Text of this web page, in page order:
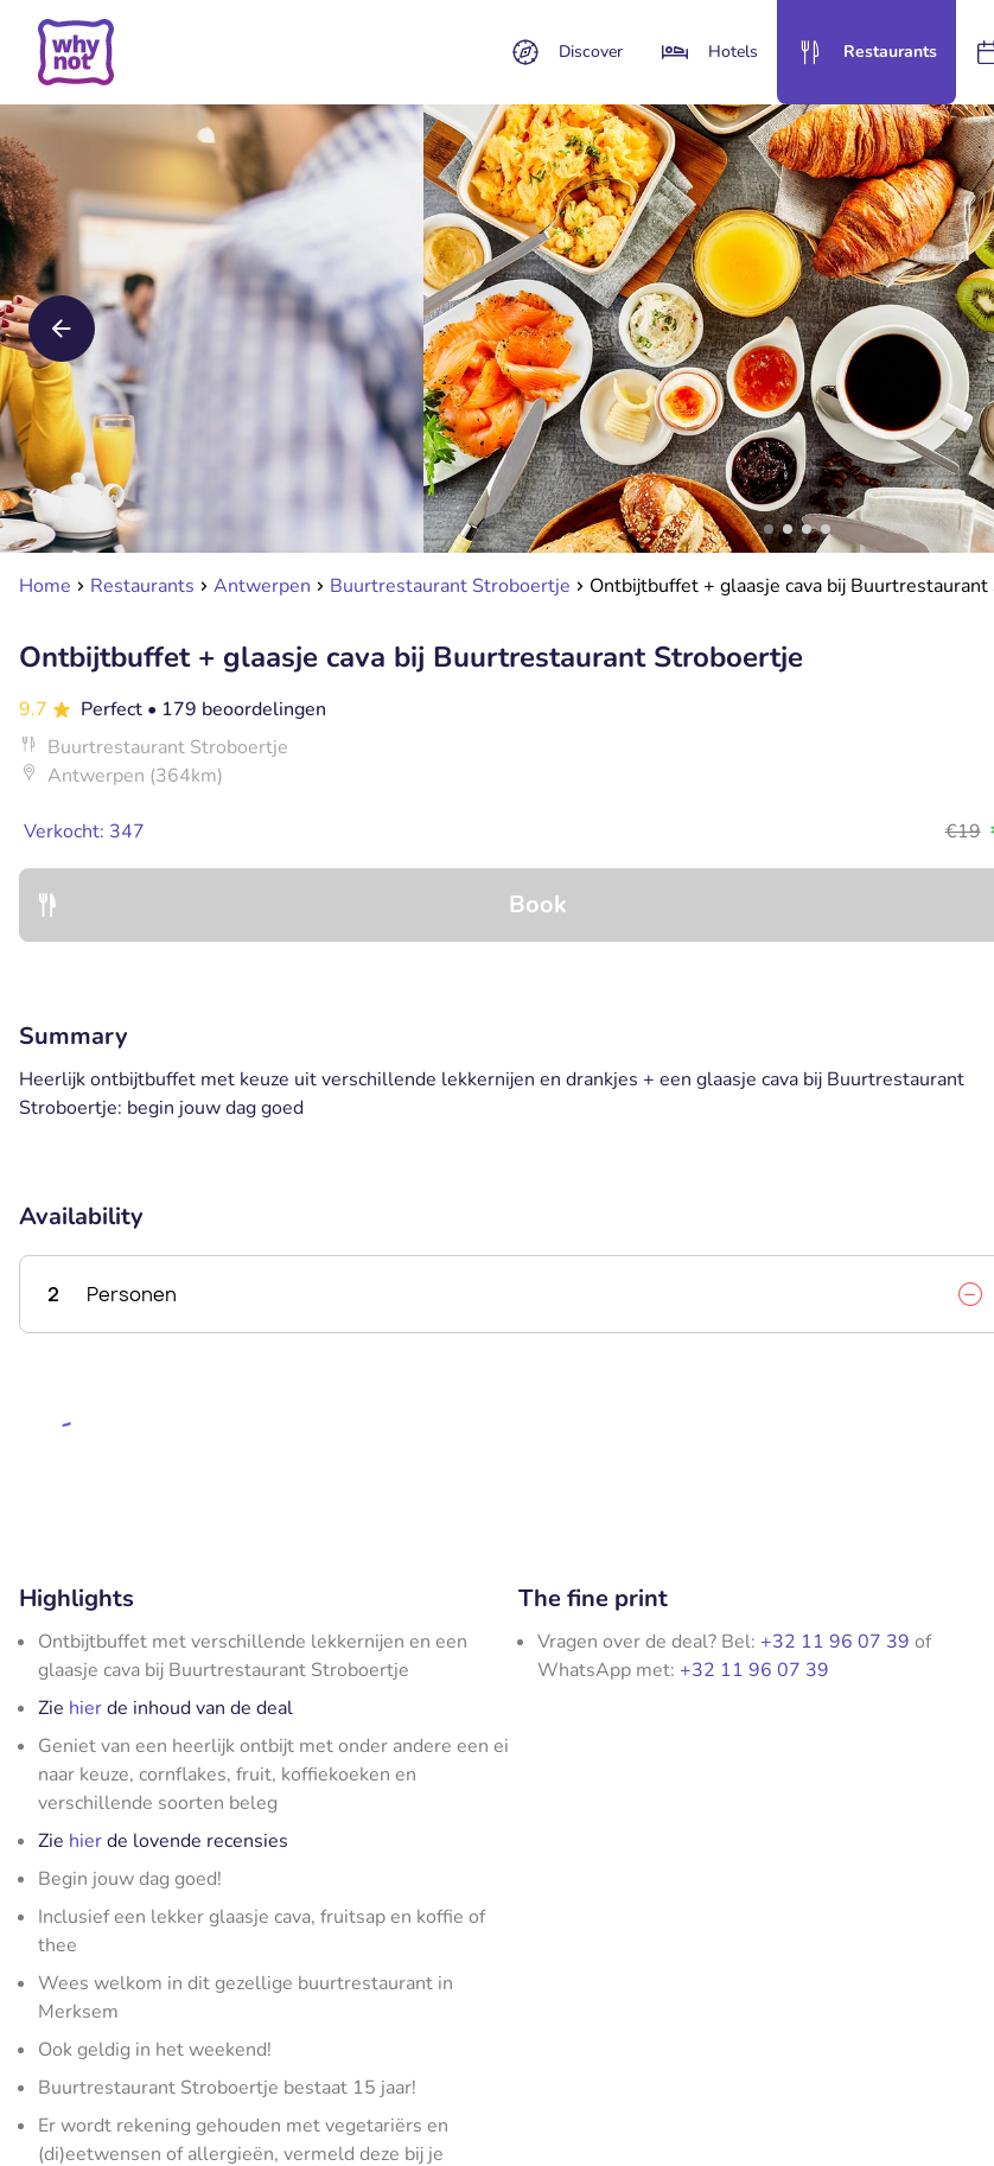
Discover Hotels Restaurants
Home Restaurants Antwerpen Buurtrestaurant Stroboertje Ontbijtbuffet + glaasje cava bij
Ontbijtbuffet + glaasje cava bij Buurtrestaurant Stroboertje
9.7 Perfect • 179 beoordelingen
Buurtrestaurant Stroboertje
Antwerpen (364km)
Verkocht: 347 €19
Book
Summary
Heerlijk ontbijtbuffet met keuze uit verschillende lekkernijen en drankjes + een glaasje cava bij Buurtrestaurant
Stroboertje: begin jouw dag goed
Availability
2 Personen
Highlights
Ontbijtbuffet met verschillende lekkernijen en een
glaasje cava bij Buurtrestaurant Stroboertje
Zie hierde inhoud van de deal
Geniet van een heerlijk ontbijt met onder andere een ei
naar keuze, cornflakes, fruit, koffiekoeken en
verschillende soorten beleg
Zie hierde lovende recensies
Begin jouw dag goed!
Inclusief een lekker glaasje cava, fruitsap en koffie of
thee
Wees welkom in dit gezellige buurtrestaurant in
Merksem
Ook geldig in het weekend!
Buurtrestaurant Stroboertje bestaat 15 jaar!
Er wordt rekening gehouden met vegetariërs en
(di)eetwensen of allergieën, vermeld deze bij je
The fine print
Vragen over de deal? Bel: +32 11 96 07 39 of
WhatsApp met: +32 11 96 07 39